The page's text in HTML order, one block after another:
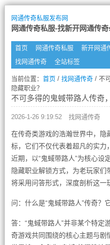
网通传奇私服发布网
网通传奇私服-找新开网通传
首页 网通传奇私服 新开网通
找网通传奇
全站标签
当前位置： 首页/ 找网通传奇/ 不
隐藏职业？
不可多得的鬼蜮带路人传奇
2026-1-26 9:19:52 找网通传奇
在传奇类游戏的浩瀚世界中，隐
标，它们不仅代表着超凡的实力
近期，以“鬼蜮带路人”为核心设
隐藏职业解锁方式，为老玩家
将采用问答形式，深度剖析这一
问：什么是“鬼蜮带路人”传奇？
答：“鬼蜮带路人”并非某个特定
奇游戏共同围绕的核心主题与